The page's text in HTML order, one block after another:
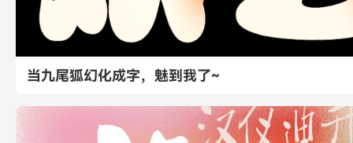
当九尾狐幻化成字，魅到我了~